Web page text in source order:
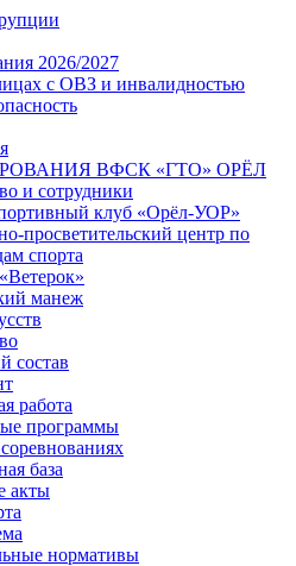
2026/2027
с ОВЗ и инвалидностью
ВФСК «ГТО» ОРЁЛ
и сотрудники
клуб «Орёл-УОР»
просветительский центр по
спорта
манеж
состав
работа
программы
база
акты
нормативы